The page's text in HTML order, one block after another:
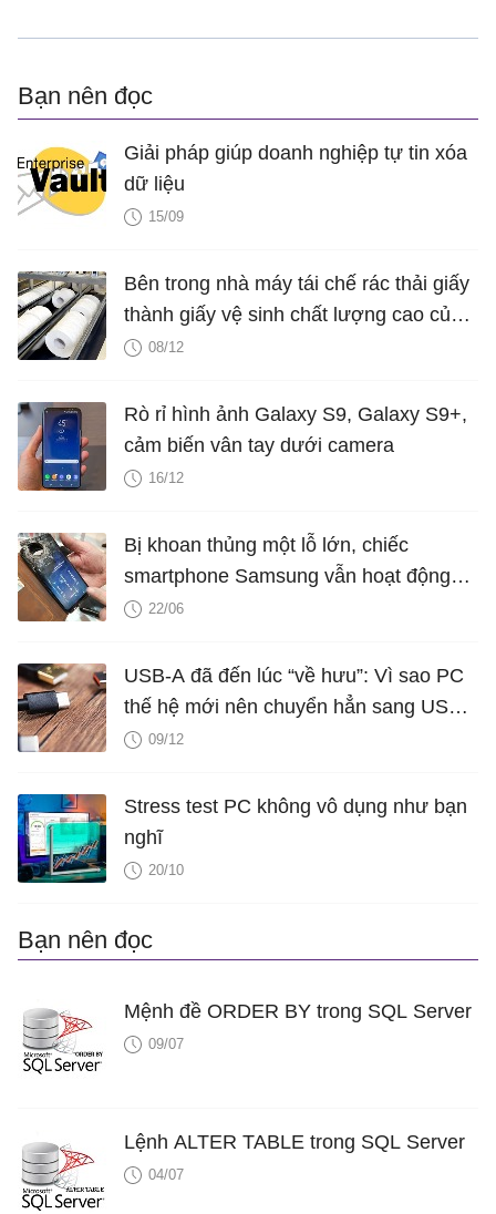
Bạn nên đọc
Giải pháp giúp doanh nghiệp tự tin xóa
dữ liệu
15/09
Bên trong nhà máy tái chế rác thải giấy
thành giấy vệ sinh chất lượng cao của
Nhật Bản
08/12
Rò rỉ hình ảnh Galaxy S9, Galaxy S9+,
cảm biến vân tay dưới camera
16/12
Bị khoan thủng một lỗ lớn, chiếc
smartphone Samsung vẫn hoạt động
như có "phép màu"
22/06
USB-A đã đến lúc “về hưu”: Vì sao PC
thế hệ mới nên chuyển hẳn sang USB-
C?09/12
Stress test PC không vô dụng như bạn
nghĩ
20/10
Bạn nên đọc
Mệnh đề ORDER BY trong SQL Server
09/07
Lệnh ALTER TABLE trong SQL Server
04/07